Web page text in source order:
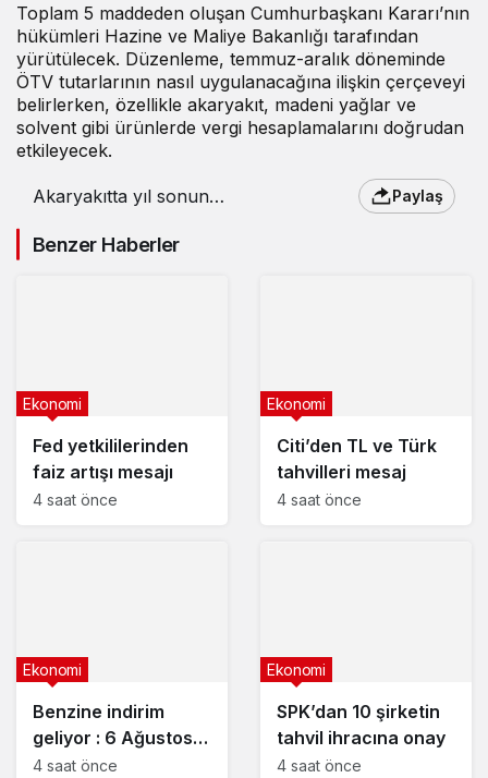
Toplam 5 maddeden oluşan Cumhurbaşkanı Kararı’nın
hükümleri Hazine ve Maliye Bakanlığı tarafından
yürütülecek. Düzenleme, temmuz-aralık döneminde
ÖTV tutarlarının nasıl uygulanacağına ilişkin çerçeveyi
belirlerken, özellikle akaryakıt, madeni yağlar ve
solvent gibi ürünlerde vergi hesaplamalarını doğrudan
etkileyecek.
Akaryakıtta yıl sonuna
Paylaş
Benzer Haberler
Fed yetkililerinden
faiz artışı mesajı
Ekonomi
4 saat önce
Citi’den TL ve Türk
tahvilleri mesaj
Ekonomi
4 saat önce
Benzine indirim
geliyor : 6 Ağustos
2026 güncel
Ekonomi
4 saat önce
SPK’dan 10 şirketin
tahvil ihracına onay
Ekonomi
4 saat önce